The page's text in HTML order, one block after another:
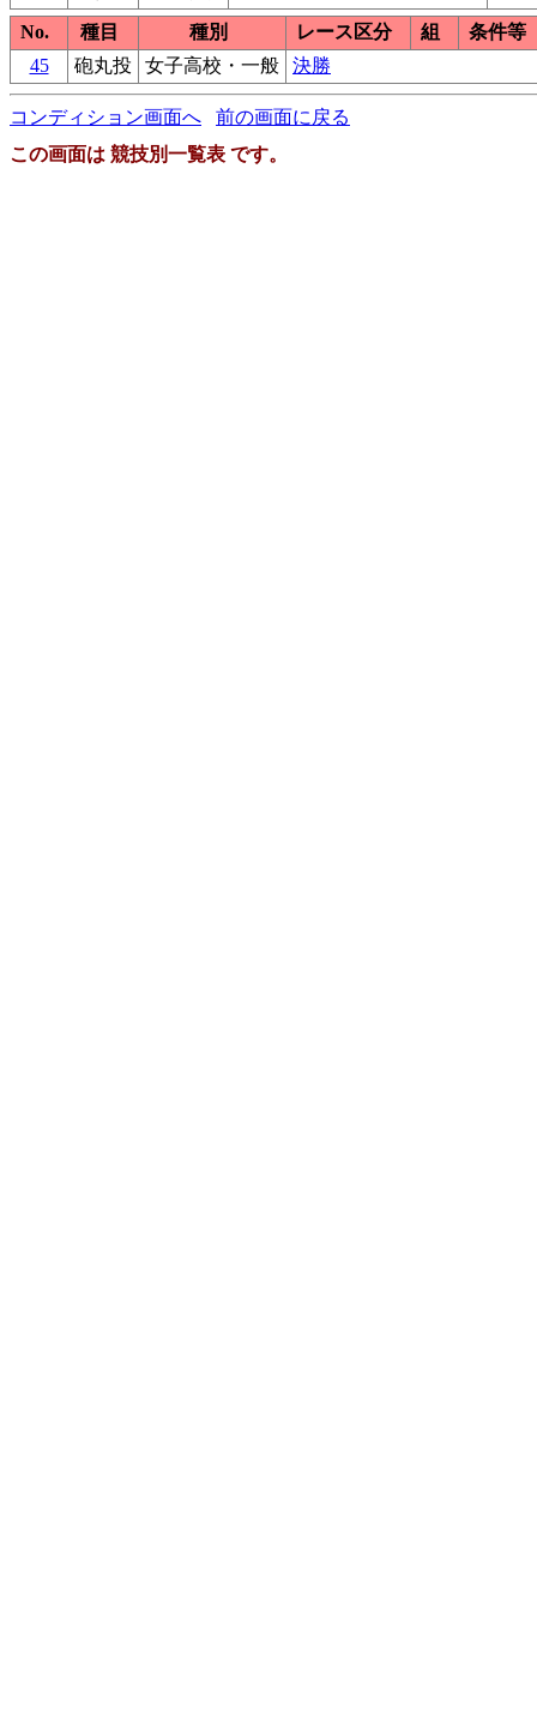
No.
種目 種別 レース区分 組
条件等
45
砲丸投 女子高校・一般 決勝
コンディション画面へ
前の画面に戻る
この画面は 競技別一覧表 です。